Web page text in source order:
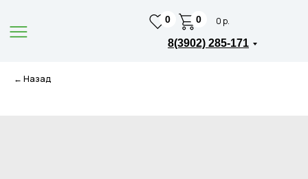
8(3902) 285-171
0 0 р.
0
← Назад